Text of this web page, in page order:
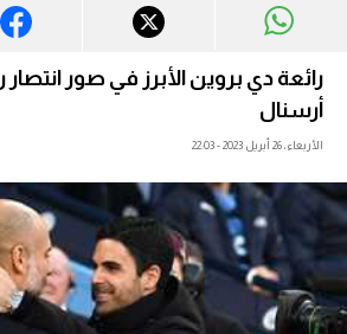
أخبار
ميركاتو
فانتازي في الجول
مسابقة التوقعات
فيديوهات
عدسات
رائعة دي بروين الأبرز في صور
أرسنال
الأربعاء، 26 أبريل 2023 - 22:03